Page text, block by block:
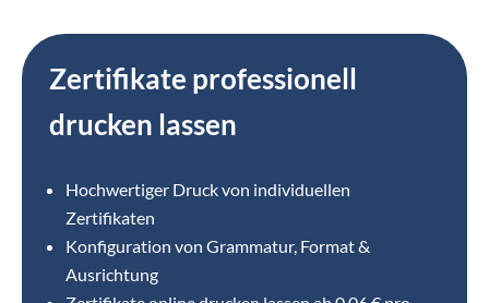
Zertifikate professionell
drucken lassen
Hochwertiger Druck von individuellen
Zertifikaten
Konfiguration von Grammatur, Format &
Ausrichtung